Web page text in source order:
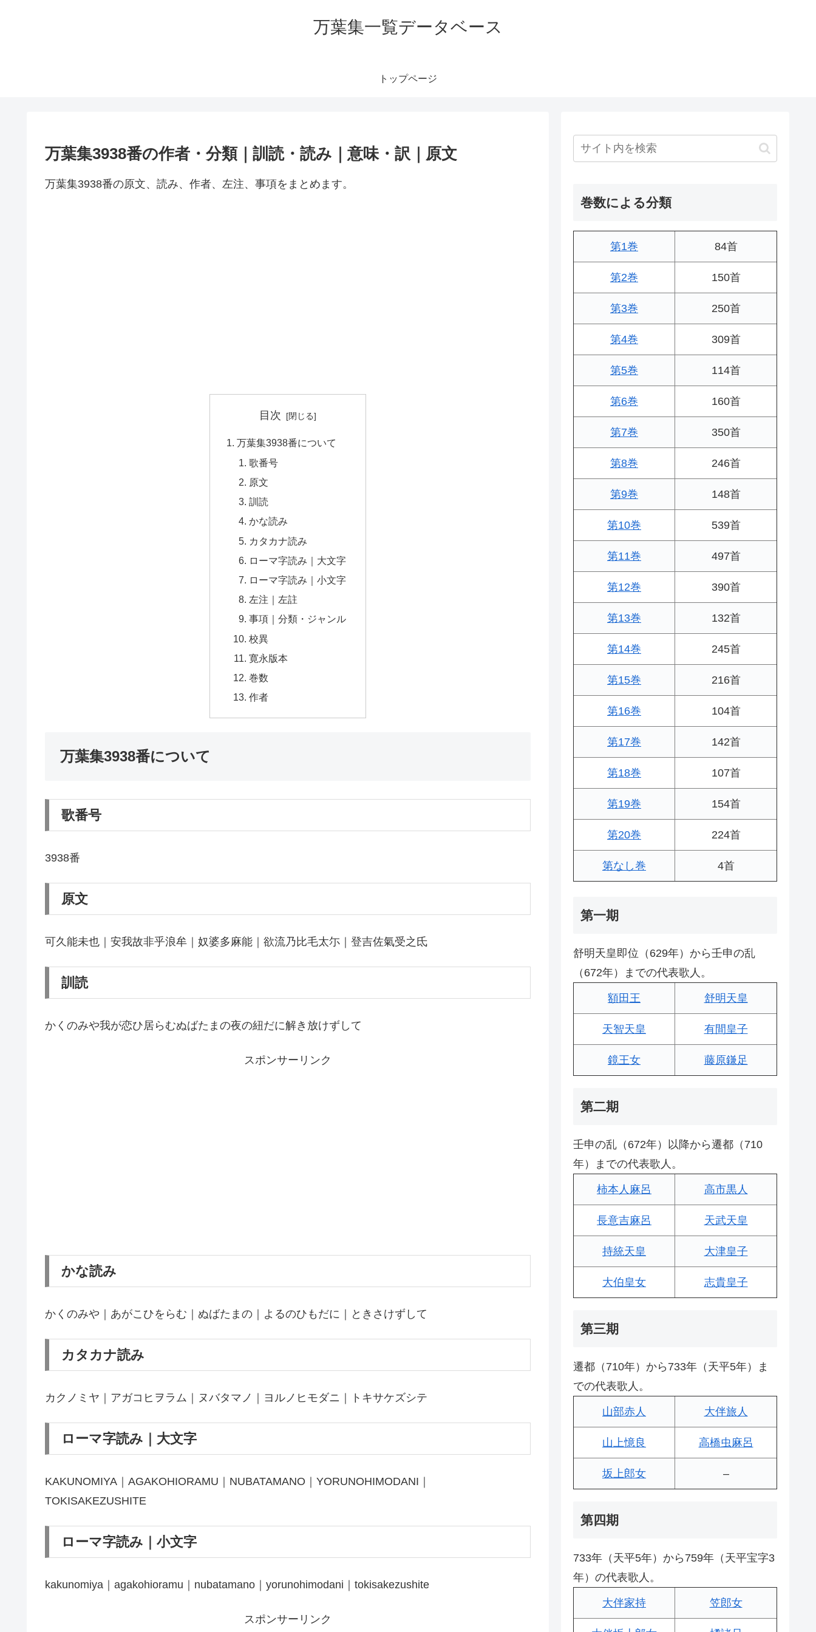
万葉集一覧データベース
トップページ
万葉集3938番の作者・分類｜訓読・読み｜意味・訳｜原文
万葉集3938番の原文、読み、作者、左注、事項をまとめます。
目次
万葉集3938番について
歌番号
原文
訓読
かな読み
カタカナ読み
ローマ字読み｜大文字
ローマ字読み｜小文字
左注｜左註
事項｜分類・ジャンル
校異
寛永版本
巻数
作者
万葉集3938番について
歌番号
3938番
原文
可久能未也｜安我故非乎浪牟｜奴婆多麻能｜欲流乃比毛太尓｜登吉佐氣受之氐
訓読
かくのみや我が恋ひ居らむぬばたまの夜の紐だに解き放けずして
スポンサーリンク
かな読み
かくのみや｜あがこひをらむ｜ぬばたまの｜よるのひもだに｜ときさけずして
カタカナ読み
カクノミヤ｜アガコヒヲラム｜ヌバタマノ｜ヨルノヒモダニ｜トキサケズシテ
ローマ字読み｜大文字
KAKUNOMIYA｜AGAKOHIORAMU｜NUBATAMANO｜YORUNOHIMODANI｜
TOKISAKEZUSHITE
ローマ字読み｜小文字
kakunomiya｜agakohioramu｜nubatamano｜yorunohimodani｜tokisakezushite
スポンサーリンク
巻数による分類
第1巻 84首
第2巻 150首
第3巻 250首
第4巻 309首
第5巻 114首
第6巻 160首
第7巻 350首
第8巻 246首
第9巻 148首
第10巻 539首
第11巻 497首
第12巻 390首
第13巻 132首
第14巻 245首
第15巻 216首
第16巻 104首
第17巻 142首
第18巻 107首
第19巻 154首
第20巻 224首
第なし巻 4首
第一期
舒明天皇即位（629年）から壬申の乱
（672年）までの代表歌人。
額田王 舒明天皇
天智天皇 有間皇子
鏡王女 藤原鎌足
第二期
壬申の乱（672年）以降から遷都（710
年）までの代表歌人。
柿本人麻呂 高市黒人
長意吉麻呂 天武天皇
持統天皇 大津皇子
大伯皇女 志貴皇子
第三期
遷都（710年）から733年（天平5年）ま
での代表歌人。
山部赤人 大伴旅人
山上憶良 高橋虫麻呂
坂上郎女 –
第四期
733年（天平5年）から759年（天平宝字3
年）の代表歌人。
大伴家持 笠郎女